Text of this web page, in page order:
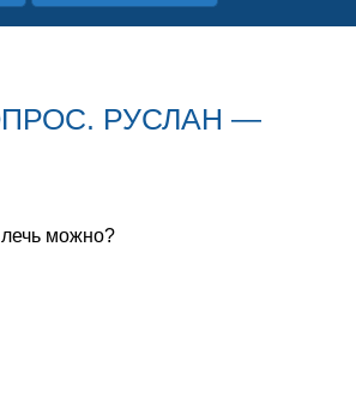
РУСЛАН —
можно?